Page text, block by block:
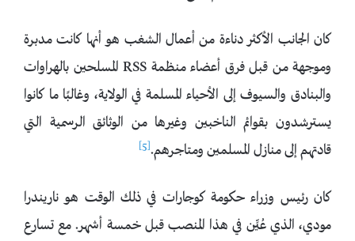
كان الجانب الأكثر دناءة من أعمال الشغب هو أنها كانت مدبرة
وموجهة من قبل فرق أعضاء منظمة RSS المسلحين بالهراوات
والبنادق والسيوف إلى الأحياء المسلمة في الولاية، وغالبًا ما كانوا
يسترشدون بقوائم الناخبين وغيرها من الوثائق الرسمية التي
قادتهم إلى منازل المسلمين ومتاجرهم.[5]
كان رئيس وزراء حكومة كوجارات في ذلك الوقت هو ناريندرا
مودي، الذي عُيِّن في هذا المنصب قبل خمسة أشهر. مع تسارع